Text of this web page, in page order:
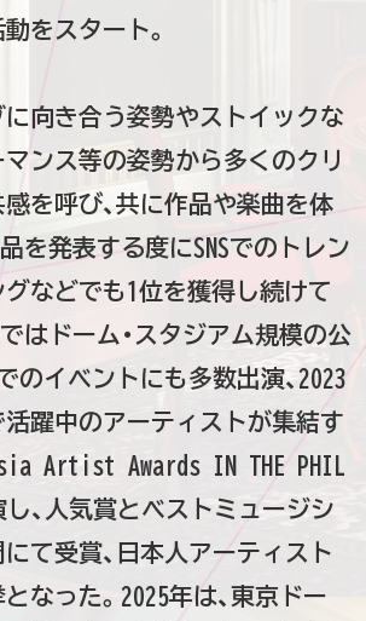
をスタート。
向き合う姿勢やストイックな
ンス等の姿勢から多くのクリ
を呼び、共に作品や楽曲を体
を発表する度にSNSでのトレン
グなどでも1位を獲得し続けて
はドーム・スタジアム規模の公
のイベントにも多数出演、2023
躍中のアーティストが集結す
Artist Awards IN THE PHIL
し、人気賞とベストミュージシ
て受賞、日本人アーティスト
なった。2025年は、東京ドー